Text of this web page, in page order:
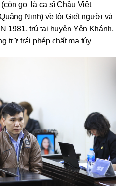
gọi là ca sĩ Châu Việt
Ninh) về tội Giết người và
1981, trú tại huyện Yên Khánh,
trữ trái phép chất ma túy.